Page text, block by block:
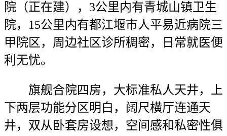
院（正在建），3公里内有青城山镇卫生
院，15公里内有都江堰市人平易近病院三
甲院区，周边社区诊所稠密，日常就医便
利无忧。
旗舰合院四房，大标准私人天井，上
下两层功能分区明白，阔尺横厅连通天
井，双从卧套房设想，空间感和私密性俱